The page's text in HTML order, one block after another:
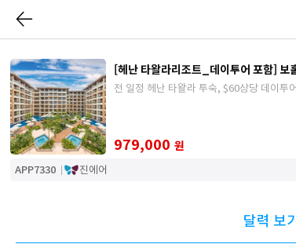
[헤난 타왈라리조트_데이투어 포함]
전 일정 헤난 타왈라 투숙, $60상당 데이
979,000 원
APP7330 진에어
달력 보기